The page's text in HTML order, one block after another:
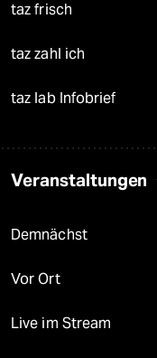
taz frisch
taz zahl ich
taz lab Infobrief
Veranstaltungen
Demnächst
Vor Ort
Live im Stream